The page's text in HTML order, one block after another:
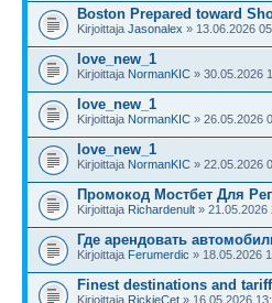
Boston Prepared toward
Kirjoittaja Jasonalex » 13.06.2026
love_new_1
Kirjoittaja NormanKIC » 30.05.2026
love_new_1
Kirjoittaja NormanKIC » 26.05.2026
love_new_1
Kirjoittaja NormanKIC » 22.05.2026
Промокод Мостбет Для
Kirjoittaja Richardenult » 21.05.2026
Где арендовать
Kirjoittaja Ferumerdic » 18.05.2026
Finest destinations and
Kirjoittaja RickieCet » 16.05.2026